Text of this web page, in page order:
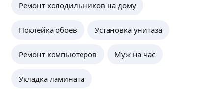
Ремонт холодильников на дому
Поклейка обоев Установка унитаза
Ремонт компьютеров Муж на час
Укладка ламината